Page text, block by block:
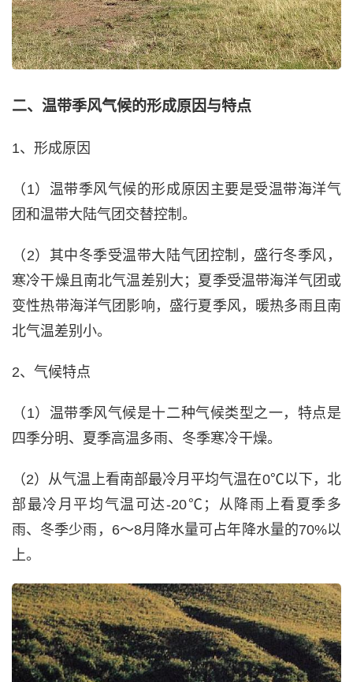
二、温带季风气候的形成原因与特点
1、形成原因
（1）温带季风气候的形成原因主要是受温带海洋气
团和温带大陆气团交替控制。
（2）其中冬季受温带大陆气团控制，盛行冬季风，
寒冷干燥且南北气温差别大；夏季受温带海洋气团或
变性热带海洋气团影响，盛行夏季风，暖热多雨且南
北气温差别小。
2、气候特点
（1）温带季风气候是十二种气候类型之一，特点是
四季分明、夏季高温多雨、冬季寒冷干燥。
（2）从气温上看南部最冷月平均气温在0℃以下，北
部最冷月平均气温可达-20℃；从降雨上看夏季多
雨、冬季少雨，6～8月降水量可占年降水量的70%以
上。